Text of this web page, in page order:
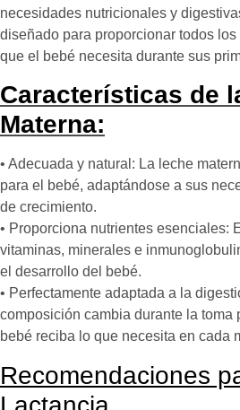
necesidades nutricionales y
diseñado para proporcionar todos
que el bebé necesita durante sus
Características de
Materna:
• Adecuada y natural: La leche
para el bebé, adaptándose a sus
de crecimiento.
• Proporciona nutrientes esenciales:
vitaminas, minerales e
el desarrollo del bebé.
• Perfectamente adaptada a la
composición cambia durante la toma
bebé reciba lo que necesita en cada
Recomendaciones